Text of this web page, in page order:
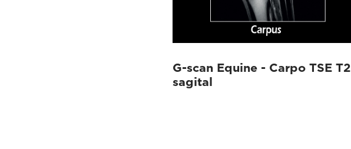
G-scan Equine - Carpo TSE T2
sagital